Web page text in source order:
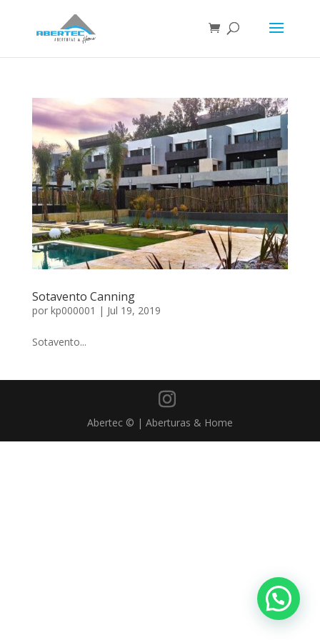
Sotavento Canning
por kp000001 | Jul 19, 2019
Sotavento...
Abertec © | Aberturas & Home